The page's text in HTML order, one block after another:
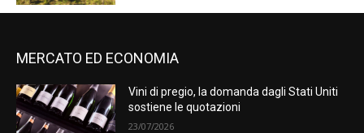
MERCATO ED ECONOMIA
Vini di pregio, la domanda dagli Stati Uniti
sostiene le quotazioni
23/07/2026